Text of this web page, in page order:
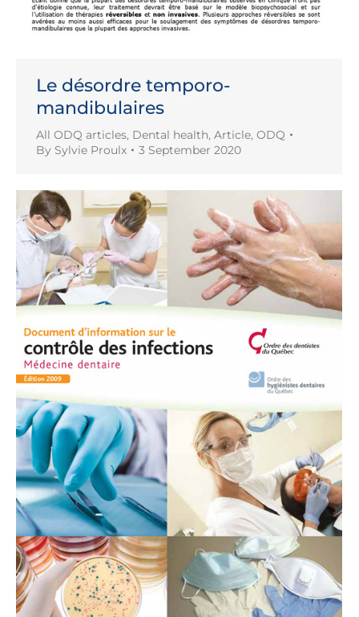
Le désordre temporo-
mandibulaires
All ODQ articles, Dental health, Article, ODQ
By Sylvie Proulx 3 September 2020